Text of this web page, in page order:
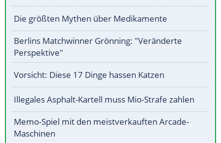
Die größten Mythen über Medikamente
Berlins Matchwinner Grönning: "Veränderte
Perspektive"
Vorsicht: Diese 17 Dinge hassen Katzen
Illegales Asphalt-Kartell muss Mio-Strafe zahlen
Memo-Spiel mit den meistverkauften Arcade-
Maschinen